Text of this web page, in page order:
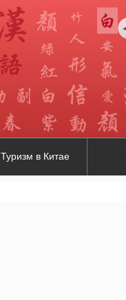
Туризм в Китае